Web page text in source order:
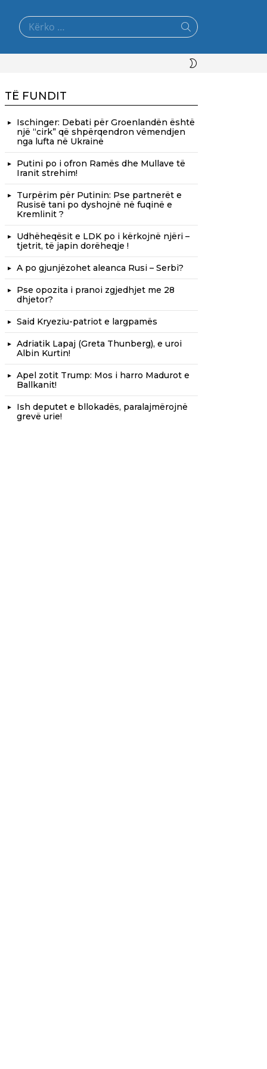
Search
for:
TË FUNDIT
Ischinger: Debati për Groenlandën është
një “cirk” që shpërqendron vëmendjen
nga lufta në Ukrainë
Putini po i ofron Ramës dhe Mullave të
Iranit strehim!
Turpërim për Putinin: Pse partnerët e
Rusisë tani po dyshojnë në fuqinë e
Kremlinit ?
Udhëheqësit e LDK po i kërkojnë njëri –
tjetrit, të japin dorëheqje !
A po gjunjëzohet aleanca Rusi – Serbi?
Pse opozita i pranoi zgjedhjet me 28
dhjetor?
Said Kryeziu-patriot e largpamës
Adriatik Lapaj (Greta Thunberg), e uroi
Albin Kurtin!
Apel zotit Trump: Mos i harro Madurot e
Ballkanit!
Ish deputet e bllokadës, paralajmërojnë
grevë urie!